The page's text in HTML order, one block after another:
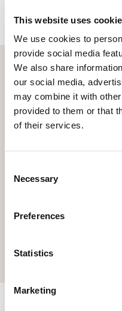
This website uses
We use cookies to
provide social media
We also share
our social media,
may combine it with
provided to them or that
of their services.
Selection
Necessary
Preferences
Statistics
Marketing
Wählen
SCHIENE